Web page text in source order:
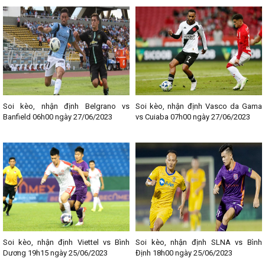
kqbongda.net, nhằm để cập nhật nhanh chóng và chính xác các
thông tin liên quan đến từng trận đấu bóng đá. Chia sẻ địa chỉ giải
trí uy tín, chất lượng này đến với Fan hâm mộ bóng đá các bạn
nhé!
--------------------------------
Lịch thi đấu bóng đá các giải nổi bật:
- Lịch thi đấu Ngoại hạng Anh
- Lịch thi đấu La Liga
- Lịch thi đấu Bundesliga
- Lịch thi đấu V - League
- Lịch thi đấu Cup C1
Soi kèo, nhận định Belgrano vs
Banfield 06h00 ngày 27/06/2023
Soi kèo, nhận định Vasco da Gama
vs Cuiaba 07h00 ngày 27/06/2023
Soi kèo, nhận định Viettel vs Bình
Dương 19h15 ngày 25/06/2023
Soi kèo, nhận định SLNA vs Bình
Định 18h00 ngày 25/06/2023